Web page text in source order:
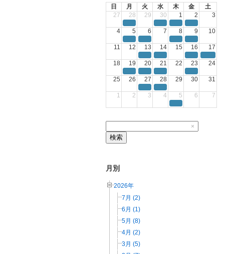
日 月 火 水 木 金
土
27
28 29 30 1 2 3
4 5 6 7 8 9 10
11 12 13 14 15 16 17
18 19 20 21 22 23 24
25 26 27 28 29 30 31
1 2 3 4 5 6 7
×
検索
月別
2026年
7月 (2)
6月 (1)
5月 (8)
4月 (2)
3月 (5)